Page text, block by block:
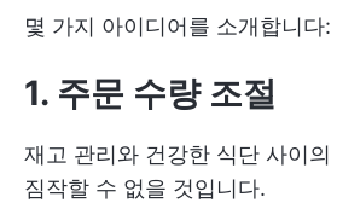
몇 가지 아이디어를 소개합니다:
1. 주문 수량 조절
재고 관리와 건강한 식단 사이
짐작할 수 없을 것입니다.